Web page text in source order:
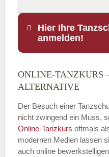
Hier Ihre
anmelden!
Name
E-Mail*
ONLINE-TANZKURS
ALTERNATIVE
Der Besuch einer
nicht zwingend ein Muss,
Online-Tanzkurs oftmals
modernen Medien lassen
auch online